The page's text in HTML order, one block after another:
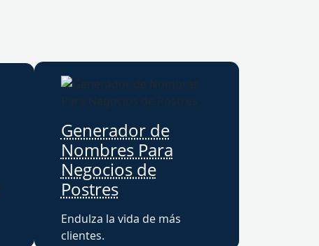
Generador de
Nombres Para
Negocios de
Postres
Endulza la vida de más
clientes.